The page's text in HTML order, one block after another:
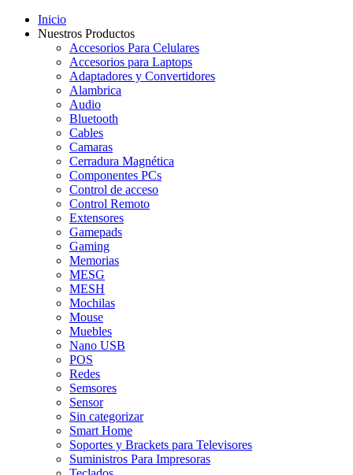
Inicio
Nuestros Productos
Accesorios Para Celulares
Accesorios para Laptops
Adaptadores y Convertidores
Alambrica
Audio
Bluetooth
Cables
Camaras
Cerradura Magnética
Componentes PCs
Control de acceso
Control Remoto
Extensores
Gamepads
Gaming
Memorias
MESG
MESH
Mochilas
Mouse
Muebles
Nano USB
POS
Redes
Semsores
Sensor
Sin categorizar
Smart Home
Soportes y Brackets para Televisores
Suministros Para Impresoras